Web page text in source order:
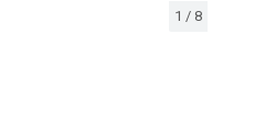
1 / 8